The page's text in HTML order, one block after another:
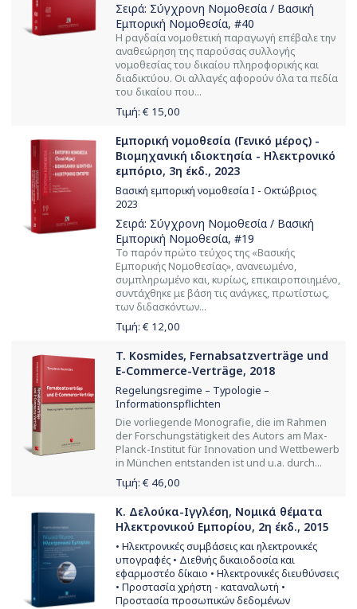
Σειρά: Σύγχρονη Νομοθεσία / Βασική
Εμπορική Νομοθεσία, #40
Η ραγδαία νομοθετική παραγωγή επέβαλε την
αναθεώρηση της παρούσας συλλογής
νομοθεσίας του δικαίου πληροφορικής και
διαδικτύου. Οι αλλαγές αφορούν όλα τα πεδία
του δικαίου που...
Τιμή: € 15,00
Εμπορική νομοθεσία (Γενικό μέρος) -
Βιομηχανική ιδιοκτησία - Ηλεκτρονικό
εμπόριο, 3η έκδ., 2023
Βασική εμπορική νομοθεσία Ι - Οκτώβριος
2023
Σειρά: Σύγχρονη Νομοθεσία / Βασική
Εμπορική Νομοθεσία, #19
Το παρόν πρώτο τεύχος της «Βασικής
Εμπορικής Νομοθεσίας», ανανεωμένο,
συμπληρωμένο και, κυρίως, επικαιροποιημένο,
συντάχθηκε με βάση τις ανάγκες, πρωτίστως,
των διδασκόντων...
Τιμή: € 12,00
T. Kosmides, Fernabsatzverträge und
E-Commerce-Verträge, 2018
Regelungsregime – Typologie –
Informationspflichten
Die vorliegende Monografie, die im Rahmen
der Forschungstätigkeit des Autors am Max-
Planck-Institut für Innovation und Wettbewerb
in München entstanden ist und u.a. durch...
Τιμή: € 46,00
Κ. Δελούκα-Ιγγλέση, Νομικά θέματα
Ηλεκτρονικού Εμπορίου, 2η έκδ., 2015
• Ηλεκτρονικές συμβάσεις και ηλεκτρονικές
υπογραφές • Διεθνής δικαιοδοσία και
εφαρμοστέο δίκαιο • Ηλεκτρονικές διευθύνσεις
• Προστασία χρήστη - καταναλωτή •
Προστασία προσωπικών δεδομένων